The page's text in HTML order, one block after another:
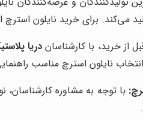
می‌کند. برای خرید نایلون استرچ
از خرید، با کارشناساندریا
نایلون استرچ مناسب